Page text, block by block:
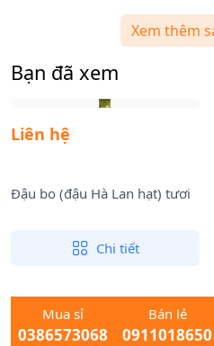
Xem thêm
Bạn đã xem
Liên hệ
Đậu bo (đậu Hà Lan hạt) tươi
Chi tiết
Mua sỉ
0386573068
Bán lẻ
0911018650